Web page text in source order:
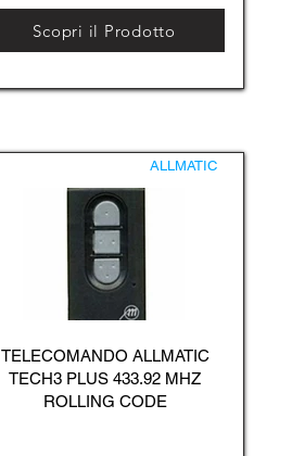
Scopri il Prodotto
ALLMATIC
TELECOMANDO ALLMATIC
TECH3 PLUS 433.92 MHZ
ROLLING CODE